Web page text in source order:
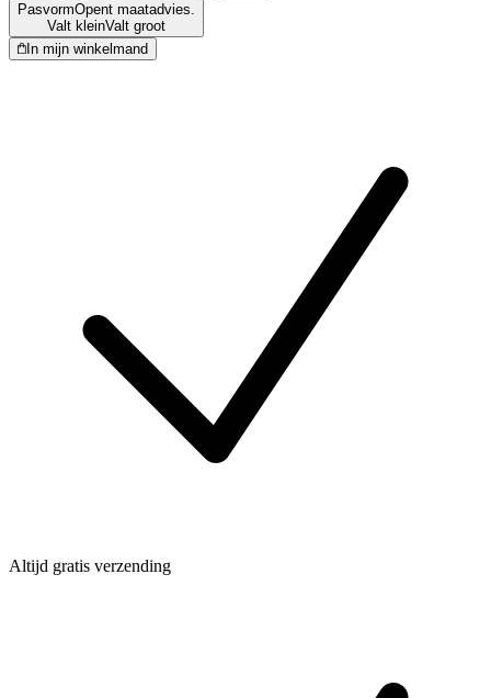
PasvormOpent maatadvies.
Valt kleinValt groot
In mijn winkelmand
Altijd gratis verzending